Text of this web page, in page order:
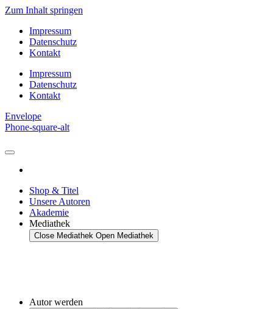
Zum Inhalt springen
Impressum
Datenschutz
Kontakt
Impressum
Datenschutz
Kontakt
Envelope
Phone-square-alt
Shop & Titel
Unsere Autoren
Akademie
Mediathek
Close Mediathek Open Mediathek
Autor werden